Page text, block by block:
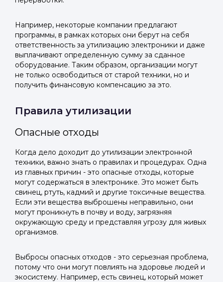
Отправить код
ВКонтакте
или подайте через форму на сайте
Войти в ЛК и заполнить форму
ВКонтакте
или подайте через форму на сайте
Войти в ЛК и заполнить форму
Например, некоторые компании предлагают
программы, в рамках которых они берут на себя
ответственность за утилизацию электроники и даже
выплачивают определенную сумму за сданное
оборудование. Таким образом, организации могут
не только освободиться от старой техники, но и
получить финансовую компенсацию за это.
Правила утилизации
Опасные отходы
Когда дело доходит до утилизации электронной
техники, важно знать о правилах и процедурах. Одна
из главных причин - это опасные отходы, которые
могут содержаться в электронике. Это может быть
свинец, ртуть, кадмий и другие токсичные вещества.
Если эти вещества выброшены неправильно, они
могут проникнуть в почву и воду, загрязняя
окружающую среду и представляя угрозу для живых
организмов.
Выбросы опасных отходов - это серьезная проблема,
потому что они могут повлиять на здоровье людей и
экосистему. Например, есть свинец, который может